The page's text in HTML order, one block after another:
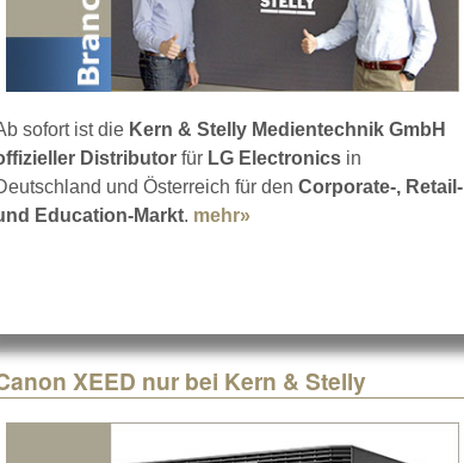
bei Kern & Stelly
sofort ist die Kern & Stelly Medientechnik GmbH
Distributor für LG Electronics in
und Österreich für den Corporate-, Retail-
Education-Markt. mehr»
XEED nur bei Kern & Stelly